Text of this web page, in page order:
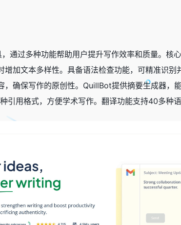
通过多种功能帮助用户提升写作效率和质量。
增加文本多样性。具备语法检查功能，可精准识
，确保写作的原创性。QuillBot提供摘要生成器
引用格式，方便学术写作。翻译功能支持40多种